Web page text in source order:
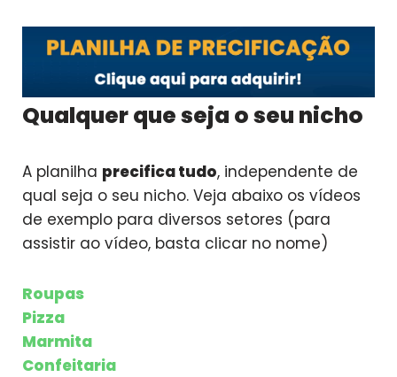
Qualquer que seja o seu nicho
A planilha precifica tudo, independente de
qual seja o seu nicho. Veja abaixo os vídeos
de exemplo para diversos setores (para
assistir ao vídeo, basta clicar no nome)
Roupas
Pizza
Marmita
Confeitaria